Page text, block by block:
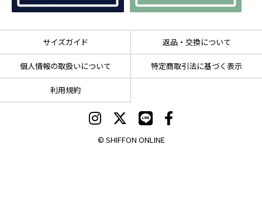
サイズガイド 返品・交換について
個人情報の取扱いについて 特定商取引法に基づく表示
利用規約
© SHIFFON ONLINE